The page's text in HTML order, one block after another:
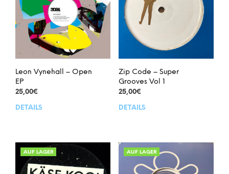
Leon Vynehall – Open
EP
25,00€
DETAILS
Zip Code – Super
Grooves Vol 1
25,00€
DETAILS
AUF LAGER AUF LAGER